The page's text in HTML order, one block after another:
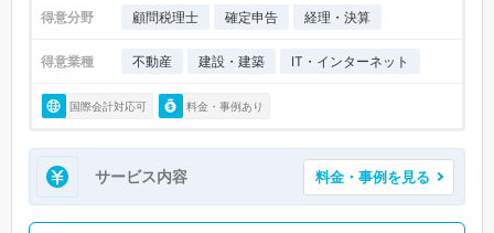
得意分野 顧問税理士 確定申告 経理・決算
得意業種 不動産 建設・建築 IT・インターネット
国際会計対応可 料金・事例あり
サービス内容 料金・事例を見る